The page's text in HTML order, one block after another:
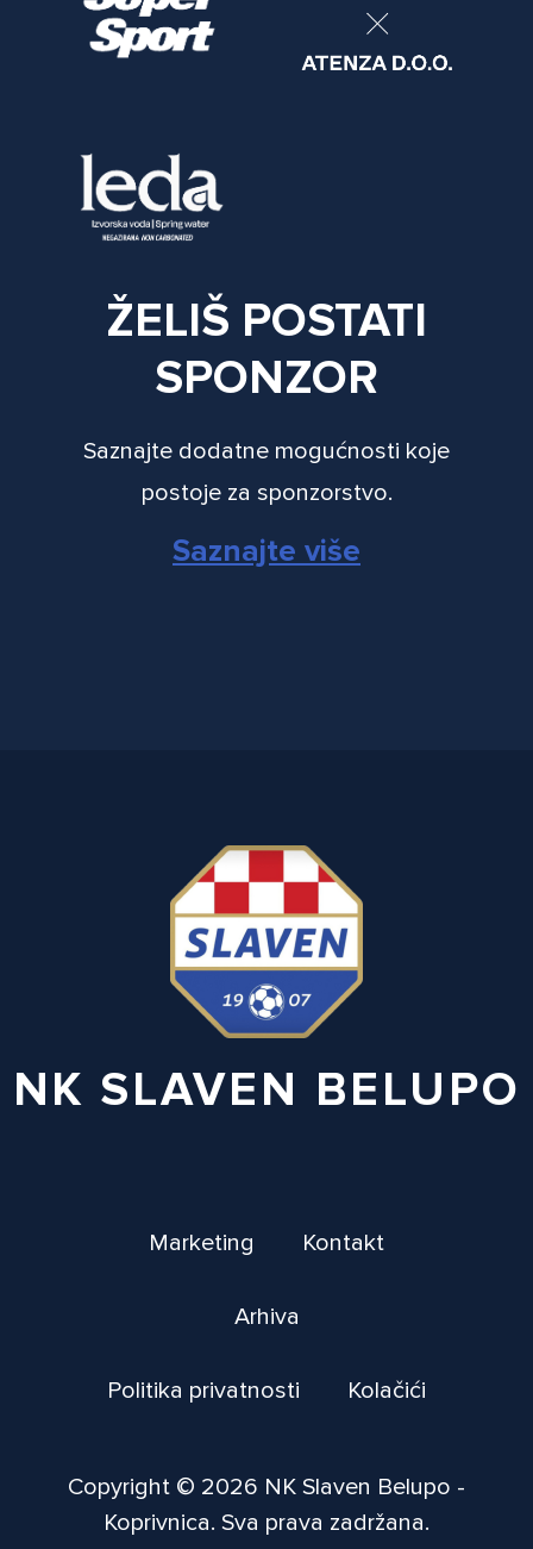
ŽELIŠ POSTATI
SPONZOR
Saznajte dodatne mogućnosti koje
postoje za sponzorstvo.
Saznajte više
NK SLAVEN BELUPO
Marketing Kontakt
Arhiva
Politika privatnosti Kolačići
Copyright © 2026 NK Slaven Belupo -
Koprivnica. Sva prava zadržana.